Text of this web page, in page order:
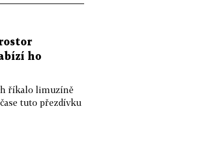
ho
říkalo limuzíně
tuto přezdívku